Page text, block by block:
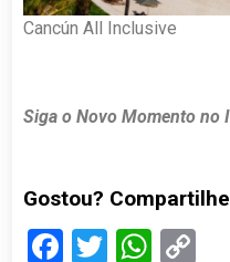
Cancún All Inclusive
Siga o Novo Momento no
Gostou?
Facebook
Twitter